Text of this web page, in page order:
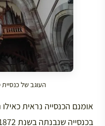
העוגב של כנסיית
אומנם הכנסייה נראית